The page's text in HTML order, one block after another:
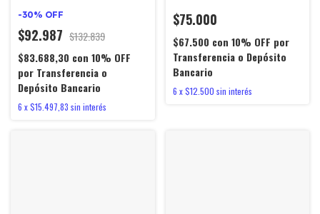
-30% OFF
$92.987 $132.839
$83.688,30 con 10% OFF
por Transferencia o
Depósito Bancario
6 x$15.497,83 sin interés
$75.000
$67.500 con 10% OFF por
Transferencia o Depósito
Bancario
6 x$12.500 sin interés